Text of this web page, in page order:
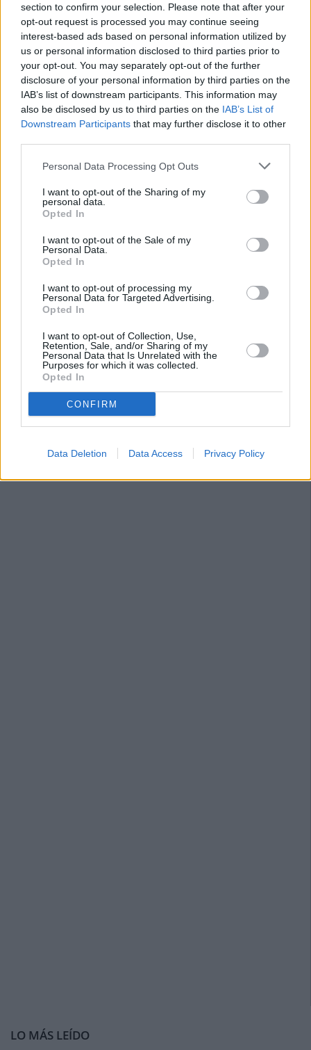
section to confirm your selection. Please note that after your
opt-out request is processed you may continue seeing
interest-based ads based on personal information utilized by
us or personal information disclosed to third parties prior to
your opt-out. You may separately opt-out of the further
disclosure of your personal information by third parties on the
IAB’s list of downstream participants. This information may
also be disclosed by us to third parties on the IAB’s List of
Downstream Participants that may further disclose it to other
Personal Data Processing Opt Outs
I want to opt-out of the Sharing of my
personal data.
Opted In
I want to opt-out of the Sale of my
Personal Data.
Opted In
I want to opt-out of processing my
Personal Data for Targeted Advertising.
Opted In
I want to opt-out of Collection, Use,
Retention, Sale, and/or Sharing of my
Personal Data that Is Unrelated with the
Purposes for which it was collected.
Opted In
CONFIRM
Data Deletion Data Access Privacy Policy
Otro de los servicios que ofrece Alcer es el de orientación
e inserción laboral. Como recuerda Crespo, una de las
mayores dificultades a las que se enfrentan las personas
con Insuficiencia Renal Crónica es la incorporación al
mercado laboral. “Encuentran limitada su actividad en el
trabajo y les es más difícil su integración a este mercado”,
agrega.
Entre los principales fines que persigue Alcer destacan la
problemas que plantea; divulgar la información sanitaria
popular; crear centros especiales en el tratamiento de los
enfermos, así como la difusión de derechos que asisten a
los pacientes.
LO MÁS LEÍDO